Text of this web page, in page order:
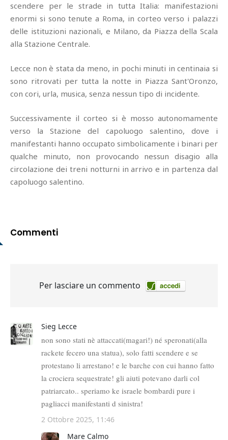
scendere per le strade in tutta Italia: manifestazioni
enormi si sono tenute a Roma, in corteo verso i palazzi
delle istituzioni nazionali, e Milano, da Piazza della Scala
alla Stazione Centrale.
Lecce non è stata da meno, in pochi minuti in centinaia si
sono ritrovati per tutta la notte in Piazza Sant'Oronzo,
con cori, urla, musica, senza nessun tipo di incidente.
Successivamente il corteo si è mosso autonomamente
verso la Stazione del capoluogo salentino, dove i
manifestanti hanno occupato simbolicamente i binari per
qualche minuto, non provocando nessun disagio alla
circolazione dei treni notturni in arrivo e in partenza dal
capoluogo salentino.
Commenti